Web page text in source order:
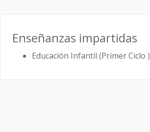
Enseñanzas impartidas
Educación Infantil (Primer Ciclo )